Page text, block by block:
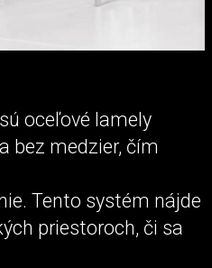
oceľové lamely
bez medzier, čím
Tento systém nájde
priestoroch, či sa